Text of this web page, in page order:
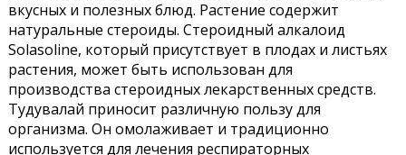
вкусных и полезных блюд. Растение содержит
натуральные стероиды. Стероидный алкалоид
Solasoline, который присутствует в плодах и листьях
растения, может быть использован для
производства стероидных лекарственных средств.
Тудувалай приносит различную пользу для
организма. Он омолаживает и традиционно
используется для лечения респираторных